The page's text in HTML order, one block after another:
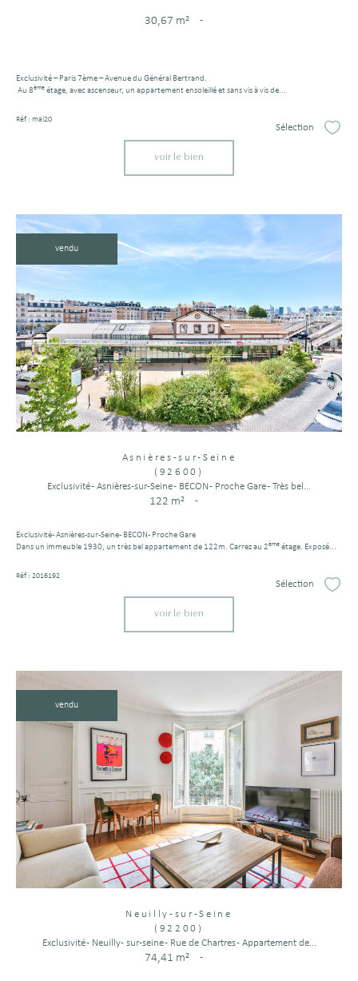
30,67 m² -
Exclusivité – Paris 7ème – Avenue du Général Bertrand.
Au 8ème étage, avec ascenseur, un appartement ensoleillé et sans vis à vis de...
Réf : mai20
Sélection
voir le bien
vendu
Asnières-sur-Seine
(92600)
Exclusivité - Asnières-sur-Seine - BECON - Proche Gare - Très bel...
122 m² -
Exclusivité - Asnières-sur-Seine - BECON - Proche Gare
Dans un immeuble 1930, un très bel appartement de 122m. Carrez au 2ème étage. Exposé...
Réf : 2016192
Sélection
voir le bien
vendu
Neuilly-sur-Seine
(92200)
Exclusivité - Neuilly- sur-seine - Rue de Chartres - Appartement de...
74,41 m² -